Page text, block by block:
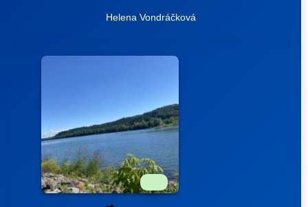
Helena Vondráčková